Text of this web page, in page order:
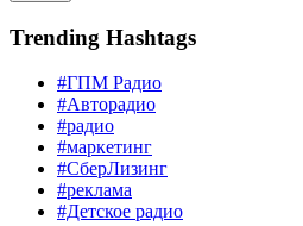
Trending Hashtags
#ГПМ Радио
#Авторадио
#радио
#маркетинг
#СберЛизинг
#реклама
#Детское радио